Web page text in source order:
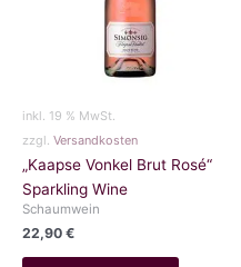
inkl. 19 % MwSt.
zzgl. Versandkosten
„Kaapse Vonkel Brut Rosé“
Sparkling Wine
Schaumwein
22,90 €